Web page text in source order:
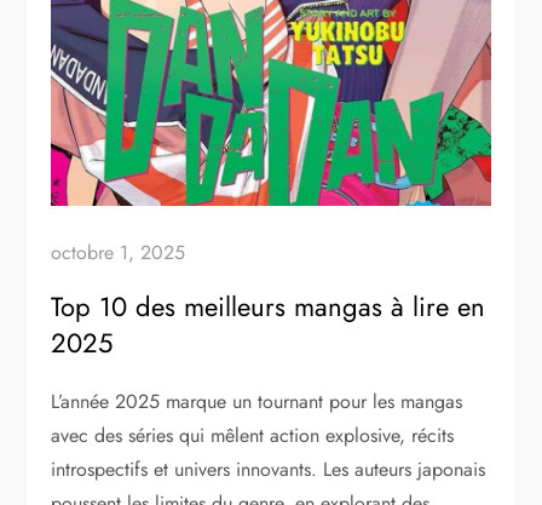
octobre 1, 2025
Top 10 des meilleurs mangas à lire en
2025
L’année 2025 marque un tournant pour les mangas
avec des séries qui mêlent action explosive, récits
introspectifs et univers innovants. Les auteurs japonais